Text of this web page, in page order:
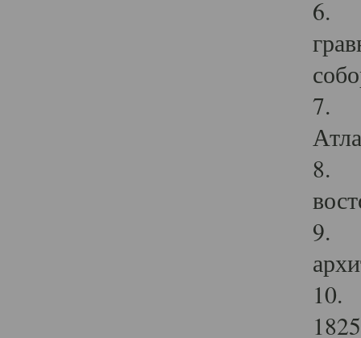
6.
7.
8.
9.
10.